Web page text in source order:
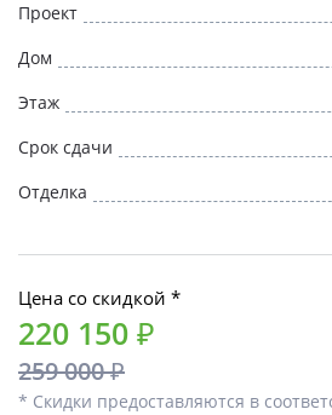
Проект
Дом
Этаж
Срок сдачи
Отделка
Цена со скидкой *
220 150 ₽
259 000 ₽
* Скидки предоставляются в